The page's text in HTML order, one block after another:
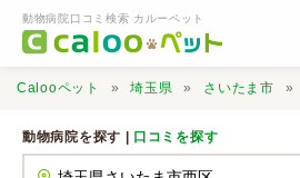
動物病院口コミ検索 カルーペット
Calooペット 埼玉県 さいたま市
動物病院を探す | 口コミを探す